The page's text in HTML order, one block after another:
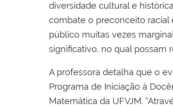
diversidade cultural e
combate o preconceito racial
público muitas vezes
significativo, no qual possam
A professora detalha que o
Programa de Iniciação à
Matemática da UFVJM.